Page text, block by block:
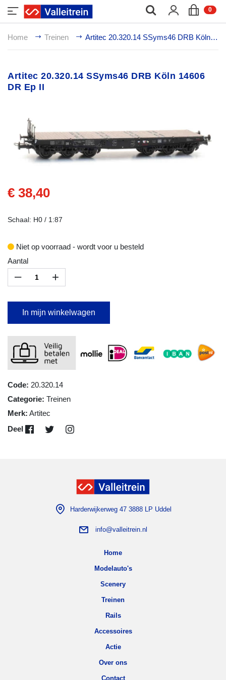
0;
Home Treinen Artitec 20.320.14 SSyms46 DRB Köln 14606 DR Ep II
Artitec 20.320.14 SSyms46 DRB Köln 14606
DR Ep II
€ 38,40
Schaal: H0 / 1:87
Niet op voorraad - wordt voor u besteld
Aantal
– +
In mijn winkelwagen
Code: 20.320.14
Categorie: Treinen
Merk: Artitec
Deel
Harderwijkerweg 47 3888 LP Uddel
info@valleitrein.nl
Home
Modelauto's
Scenery
Treinen
Rails
Accessoires
Actie
Over ons
Contact